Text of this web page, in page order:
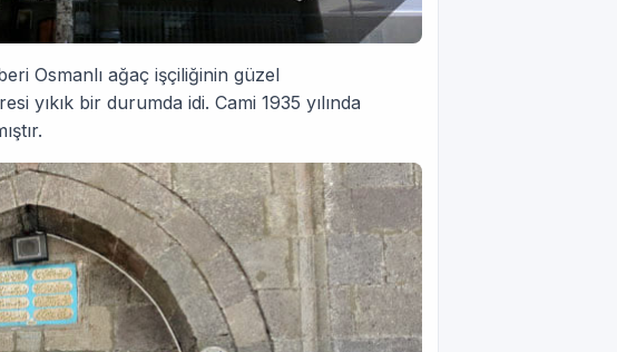
Osmanlı ağaç işçiliğinin güzel
yıkık bir durumda idi. Cami 1935 yılında